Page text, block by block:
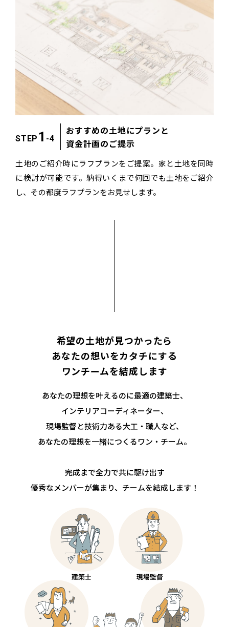
STEP 1 -4
おすすめの土地にプランと
資金計画のご提示
土地のご紹介時にラフプランをご提案。 家と土地を同時
に検討が可能です。納得いくまで何回でも土地をご紹介
し、 その都度ラフプランをお見せします。
希望の土地が見つかったら
あなたの想いをカタチにする
ワンチームを結成します
あなたの理想を叶えるのに最適の建築士、
インテリアコーディネーター、
現場監督と技術力ある大工・職人など、
あなたの理想を一緒につくるワン・チーム。
完成まで全力で共に駆け出す
優秀なメンバーが集まり、チームを結成します！